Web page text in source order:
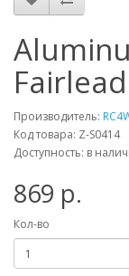
Fairlead
Производитель:
Код товара: Z-S0414
Доступность: в
869 р.
Кол-во